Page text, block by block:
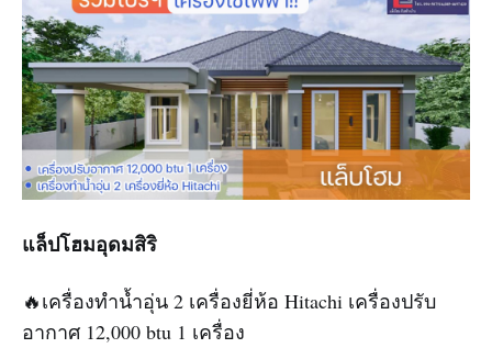
แล็ปโฮมอุดมสิริ
🔥เครื่องทำน้ำอุ่น 2 เครื่องยี่ห้อ Hitachi เครื่องปรับ
อากาศ 12,000 btu 1 เครื่อง